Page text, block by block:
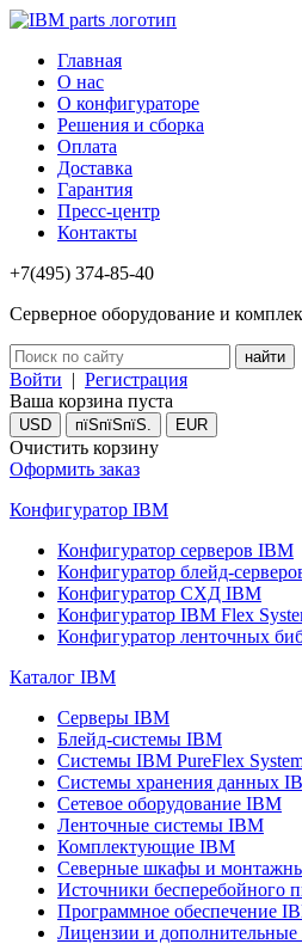
Главная
О нас
О конфигураторе
Решения и сборка
Оплата
Доставка
Гарантия
Пресс-центр
Контакты
+7(495) 374-85-40
Серверное оборудование и
Войти | Регистрация
Ваша корзина пуста
USD пїЅпїЅпїЅ. EUR
Очистить корзину
Оформить заказ
Конфигуратор IBM
Конфигуратор серверов IBM
Конфигуратор блейд-
Конфигуратор СХД IBM
Конфигуратор IBM Flex
Конфигуратор ленточных
Каталог IBM
Серверы IBM
Блейд-системы IBM
Системы IBM PureFlex
Системы хранения данных
Сетевое оборудование IBM
Ленточные системы IBM
Комплектующие IBM
Северные шкафы и
Источники бесперебойного
Программное обеспечение
Лицензии и